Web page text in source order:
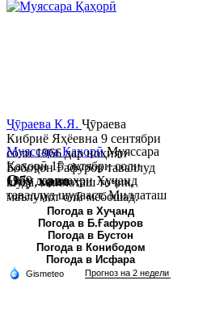
Муяссара ҚаҳорӣМуяссара
Қаҳорӣ 15 октябри соли
1979 дар шаҳри Хуҷанд
таваллуд шудааст. Миллаташ
тоҷик. Маълумот олӣ. Соли
2002 Донишгоҳи давлатии
Хуҷанд ба...
Ҷӯраева К.Я. Ҷӯраева
Кибриё Яҳёевна 9 сентябри
соли 1966 дар ноҳияи
Бобоҷон Ғафуров таваллуд
шуда, миллаташ тоҷик,
маълумот олӣ мебошад.
Соли 1997 Донишг...
Обу хаво
Погода в Хуҷанд
Погода в Б.Ғафуров
Погода в Бустон
Погода в Конибодом
Погода в Исфара